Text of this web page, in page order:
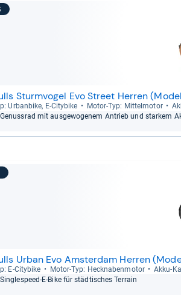
Sturmvogel Evo Street Herren
Urban­bike, E-​City­bike Motor-​Typ: Mit­tel­mo­tor
Genuss­rad mit aus­ge­wo­ge­nem Antrieb und star­kem
Urban Evo Amsterdam Herren
E-​City­bike Motor-​Typ: Heck­na­ben­mo­tor
Akku-​
Single­s­peed-​E-​Bike für städ­ti­sches Ter­rain